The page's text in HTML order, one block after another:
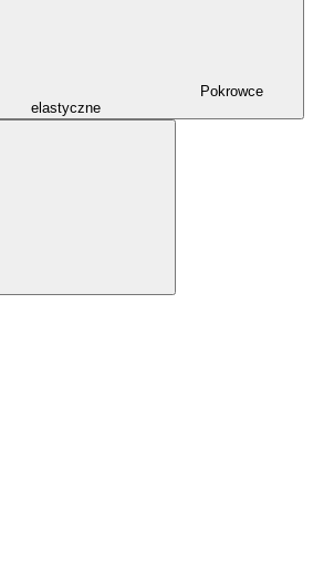
Pokrowce
elastyczne